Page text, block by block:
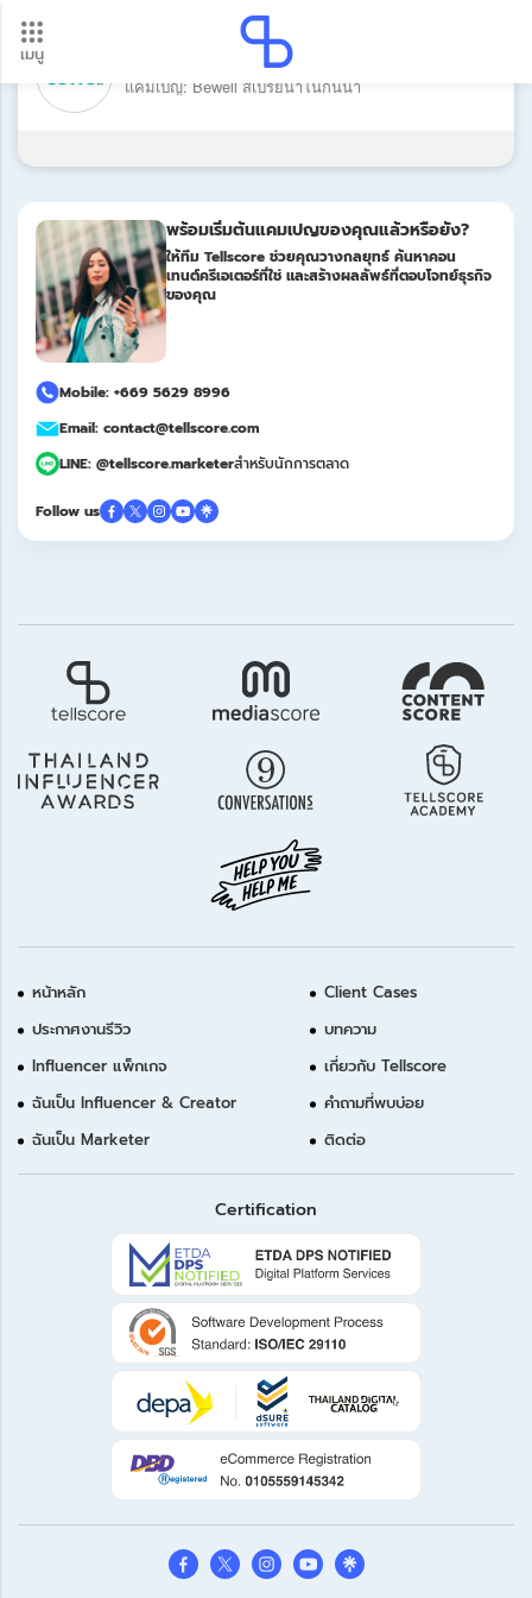
เมนู
อัปเดตใหม่ ต้องดู! รอบโอนเงินปี 2569 เช็กวันเงินเข้าได้ที่นี่
Update
แบรนด์: Bewell (Health & Lifestyle
Products)
แคมเปญ: Bewell สเปรย์นาโนกันน้ำ
พร้อมเริ่มต้นแคมเปญของคุณแล้วหรือยัง?
ให้ทีม Tellscore ช่วยคุณวางกลยุทธ์ ค้นหาคอน
เทนต์ครีเอเตอร์ที่ใช่ และสร้างผลลัพธ์ที่ตอบโจทย์ธุรกิจ
ของคุณ
Mobile: +669 5629 8996
Email: contact@tellscore.com
LINE: @tellscore.marketerสำหรับนักการตลาด
Follow us
หน้าหลัก
ประกาศงานรีวิว
Influencer แพ็กเกจ
ฉันเป็น Influencer & Creator
ฉันเป็น Marketer
Client Cases
บทความ
เกี่ยวกับ Tellscore
คำถามที่พบบ่อย
ติดต่อ
Certification